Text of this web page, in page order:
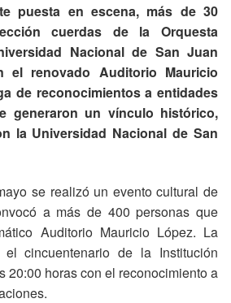
puesta en escena, más de 30
cuerdas de la Orquesta
Nacional de San Juan
el renovado Auditorio Mauricio
de reconocimientos a entidades
generaron un vínculo histórico,
la Universidad Nacional de San
se realizó un evento cultural de
a más de 400 personas que
Auditorio Mauricio López. La
cincuentenario de la Institución
20:00 horas con el reconocimiento a